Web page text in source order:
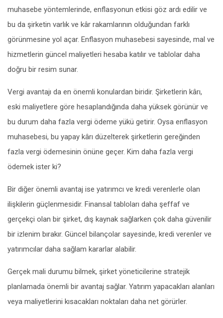
muhasebe yöntemlerinde, enflasyonun etkisi göz ardı edilir ve
bu da şirketin varlık ve kâr rakamlarının olduğundan farklı
görünmesine yol açar. Enflasyon muhasebesi sayesinde, mal ve
hizmetlerin güncel maliyetleri hesaba katılır ve tablolar daha
doğru bir resim sunar.
Vergi avantajı da en önemli konulardan biridir. Şirketlerin kârı,
eski maliyetlere göre hesaplandığında daha yüksek görünür ve
bu durum daha fazla vergi ödeme yükü getirir. Oysa enflasyon
muhasebesi, bu yapay kârı düzelterek şirketlerin gereğinden
fazla vergi ödemesinin önüne geçer. Kim daha fazla vergi
ödemek ister ki?
Bir diğer önemli avantaj ise yatırımcı ve kredi verenlerle olan
ilişkilerin güçlenmesidir. Finansal tabloları daha şeffaf ve
gerçekçi olan bir şirket, dış kaynak sağlarken çok daha güvenilir
bir izlenim bırakır. Güncel bilançolar sayesinde, kredi verenler ve
yatırımcılar daha sağlam kararlar alabilir.
Gerçek mali durumu bilmek, şirket yöneticilerine stratejik
planlamada önemli bir avantaj sağlar. Yatırım yapacakları alanları
veya maliyetlerini kısacakları noktaları daha net görürler.